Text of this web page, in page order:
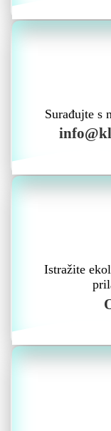
Surađujte s
Istražite